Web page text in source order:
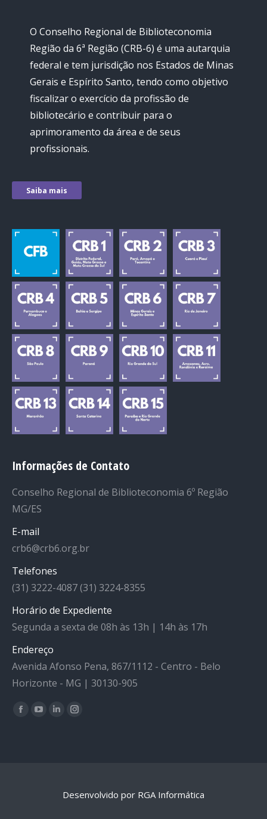
O Conselho Regional de Biblioteconomia
Região da 6ª Região (CRB-6) é uma autarquia
federal e tem jurisdição nos Estados de Minas
Gerais e Espírito Santo, tendo como objetivo
fiscalizar o exercício da profissão de
bibliotecário e contribuir para o
aprimoramento da área e de seus
profissionais.
Saiba mais
Informações de Contato
Conselho Regional de Biblioteconomia 6º Região
MG/ES
E-mail
crb6@crb6.org.br
Telefones
(31) 3222-4087 (31) 3224-8355
Horário de Expediente
Segunda a sexta de 08h às 13h | 14h às 17h
Endereço
Avenida Afonso Pena, 867/1112 - Centro - Belo
Horizonte - MG | 30130-905
Facebook
YouTube
LinkedinInstagram
Desenvolvido por RGA Informática